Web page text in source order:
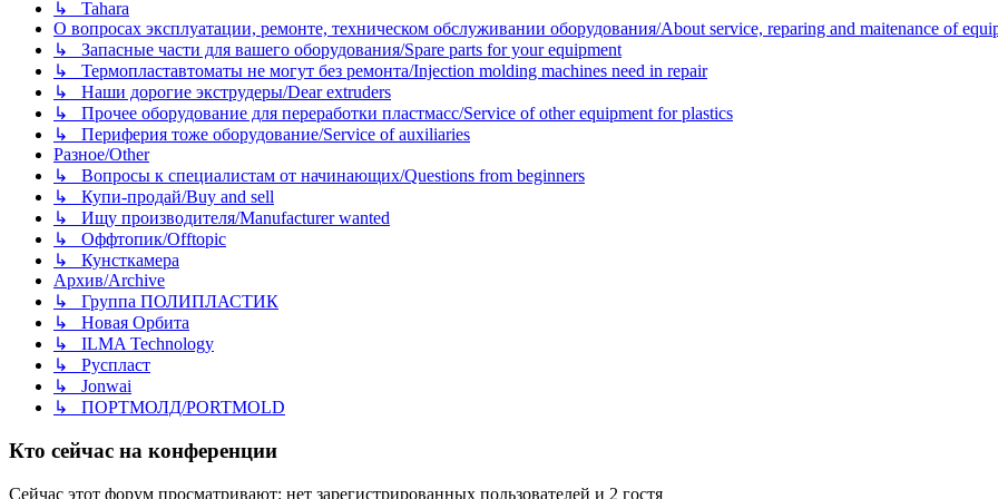
↳ Tahara
О вопросах эксплуатации, ремонте, техническом обслуживании оборудования/About service, reparing and maitenance of
↳ Запасные части для вашего оборудования/Spare parts for your equipment
↳ Термопластавтоматы не могут без ремонта/Injection molding machines need in repair
↳ Наши дорогие экструдеры/Dear extruders
↳ Прочее оборудование для переработки пластмасс/Service of other equipment for plastics
↳ Периферия тоже оборудование/Service of auxiliaries
Разное/Other
↳ Вопросы к специалистам от начинающих/Questions from beginners
↳ Купи-продай/Buy and sell
↳ Ищу производителя/Manufacturer wanted
↳ Оффтопик/Offtopic
↳ Кунсткамера
Архив/Archive
↳ Группа ПОЛИПЛАСТИК
↳ Новая Орбита
↳ ILMA Technology
↳ Руспласт
↳ Jonwai
↳ ПОРТМОЛД/PORTMOLD
Кто сейчас на конференции
Сейчас этот форум просматривают: нет зарегистрированных пользователей и 2 гостя